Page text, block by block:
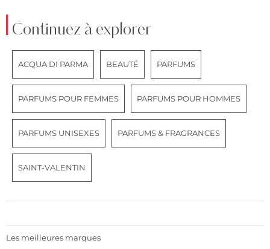
Continuez à explorer
ACQUA DI PARMA BEAUTÉ PARFUMS
PARFUMS POUR FEMMES PARFUMS POUR HOMMES
PARFUMS UNISEXES PARFUMS & FRAGRANCES
SAINT-VALENTIN
Les meilleures marques